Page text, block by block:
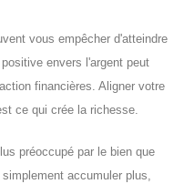
vous empêcher d'atteindre
envers l'argent peut
financières. Aligner votre
ce qui crée la richesse.
préoccupé par le bien que
accumuler plus,